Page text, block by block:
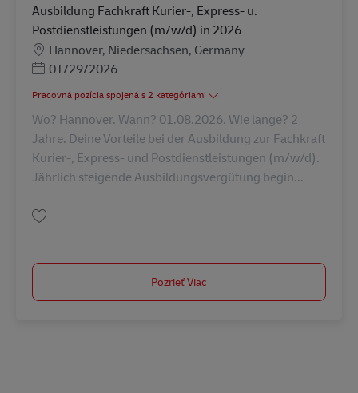
Ausbildung Fachkraft Kurier-, Express- u.
Postdienstleistungen (m/w/d) in 2026
MiestoHannover, Niedersachsen, Germany
Posted Date
01/29/2026
Pracovná pozícia spojená s 2 kategóriami
Wo? Hannover. Wann? 01.08.2026. Wie lange? 2
Jahre. Deine Vorteile bei der Ausbildung zur Fachkraft
Kurier-, Express- und Postdienstleistungen (m/w/d).
Jährlich steigende Ausbildungsvergütung begin...
Pozrieť Viac